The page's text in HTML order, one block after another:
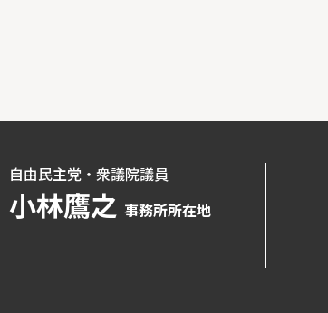
自由民主党・衆議院議員
小林鷹之 事務所所在地